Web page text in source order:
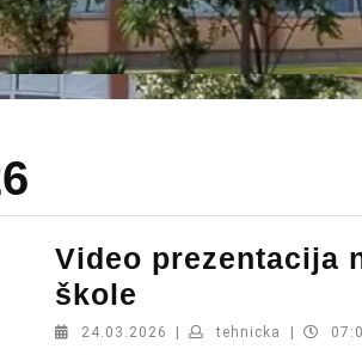
Video prezentacija
škole
prezentacija
24.03.2026 24.03.2026
tehnicka tehnicka